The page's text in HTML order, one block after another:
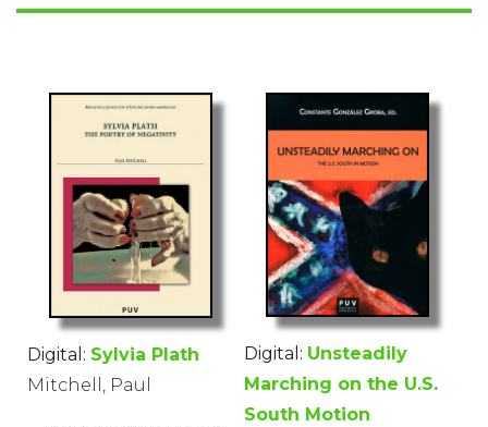
Digital: Sylvia Plath
Mitchell, Paul
Digital: Unsteadily
Marching on the U.S.
South Motion